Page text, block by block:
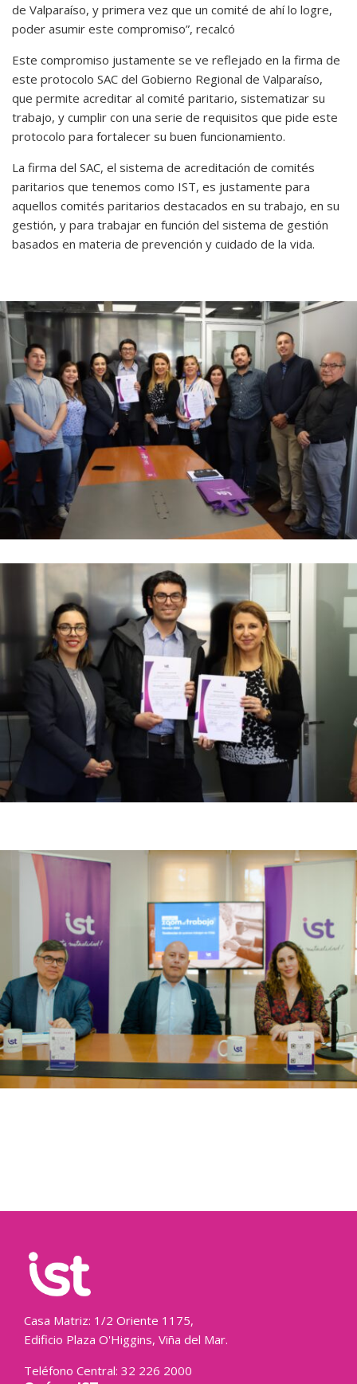
de Valparaíso, y primera vez que un comité de ahí lo logre,
poder asumir este compromiso”, recalcó
Este compromiso justamente se ve reflejado en la firma de
este protocolo SAC del Gobierno Regional de Valparaíso,
que permite acreditar al comité paritario, sistematizar su
trabajo, y cumplir con una serie de requisitos que pide este
protocolo para fortalecer su buen funcionamiento.
La firma del SAC, el sistema de acreditación de comités
paritarios que tenemos como IST, es justamente para
aquellos comités paritarios destacados en su trabajo, en su
gestión, y para trabajar en función del sistema de gestión
basados en materia de prevención y cuidado de la vida.
Casa Matriz: 1/2 Oriente 1175,
Edificio Plaza O'Higgins, Viña del Mar.
Teléfono Central: 32 226 2000